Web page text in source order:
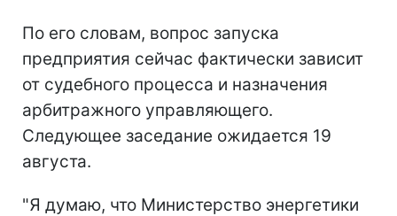
По его словам, вопрос запуска
предприятия сейчас фактически зависит
от судебного процесса и назначения
арбитражного управляющего.
Следующее заседание ожидается 19
августа.
"Я думаю, что Министерство энергетики